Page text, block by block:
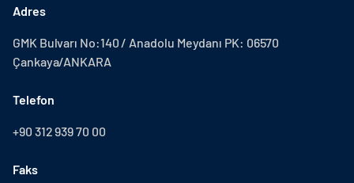
Adres
GMK Bulvarı No:140 / Anadolu Meydanı PK: 06570
Çankaya/ANKARA
Telefon
+90 312 939 70 00
Faks